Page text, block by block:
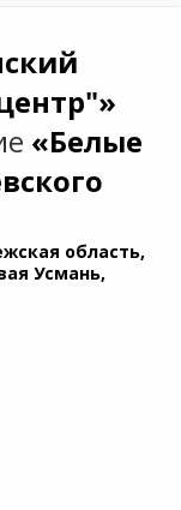
«Белые
область,
Усмань,